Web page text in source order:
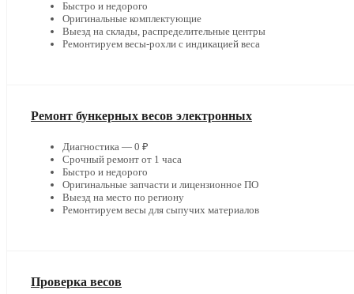
Быстро и недорого
Оригинальные комплектующие
Выезд на склады, распределительные центры
Ремонтируем весы-рохли с индикацией веса
Ремонт бункерных весов электронных
Диагностика — 0 ₽
Срочный ремонт от 1 часа
Быстро и недорого
Оригинальные запчасти и лицензионное ПО
Выезд на место по региону
Ремонтируем весы для сыпучих материалов
Проверка весов